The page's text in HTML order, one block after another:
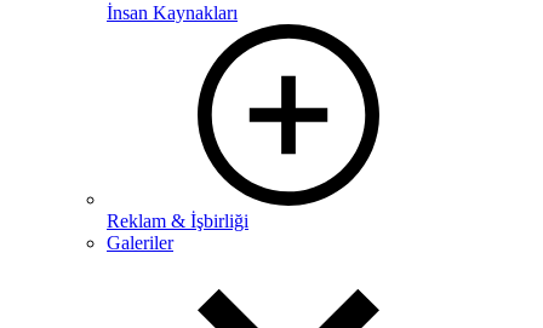
İnsan Kaynakları
Reklam & İşbirliği
Galeriler